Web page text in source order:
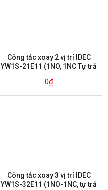
Công tắc xoay 2 vị trí IDEC
YW1S-21E11 (1NO, 1NC Tự trả
0₫
Công tắc xoay 3 vị trí IDEC
YW1S-32E11 (1NO-1NC, tự trả